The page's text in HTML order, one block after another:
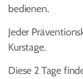
bedienen.
Jeder
Kurstage.
Diese 2 Tage